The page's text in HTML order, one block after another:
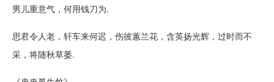
男儿重意气，何用钱刀为.
思君令人老，轩车来何迟，伤彼蕙兰花，含英扬光辉，过时而不
采，将随秋草萎.